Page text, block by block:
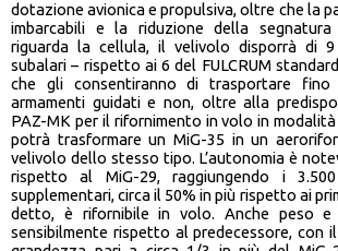
dotazione avionica e propulsiva, oltre che la
imbarcabili e la riduzione della
riguarda la cellula, il velivolo disporrà di 9
subalari – rispetto ai 6 del FULCRUM
che gli consentiranno di trasportare
armamenti guidati e non, oltre alla
PAZ-MK per il rifornimento in volo in modalità
potrà trasformare un MiG-35 in un
velivolo dello stesso tipo. L’autonomia è
rispetto al MiG-29, raggiungendo i
supplementari, circa il 50% in più rispetto ai
detto, è rifornibile in volo. Anche peso e
sensibilmente rispetto al predecessore, con